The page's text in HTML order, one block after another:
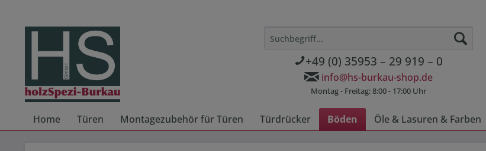
+49 (0) 35953 – 29 919 – 0
info@hs-burkau-shop.de
Montag - Freitag: 8:00 - 17:00 Uhr
Home Türen Montagezubehör für Türen Türdrücker Böden Öle & Lasuren & Farben